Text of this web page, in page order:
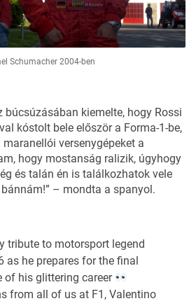
Schumacher 2004-ben
búcsúzásában kiemelte, hogy Rossi
kóstolt bele először a Forma-1-be,
versenygépeket a
hogy mostanság ralizik, úgyhogy
és talán én is találkozhatok vele
– mondta a spanyol.
tribute to motorsport legend
as he prepares for the final
of his glittering career
from all of us at F1, Valentino